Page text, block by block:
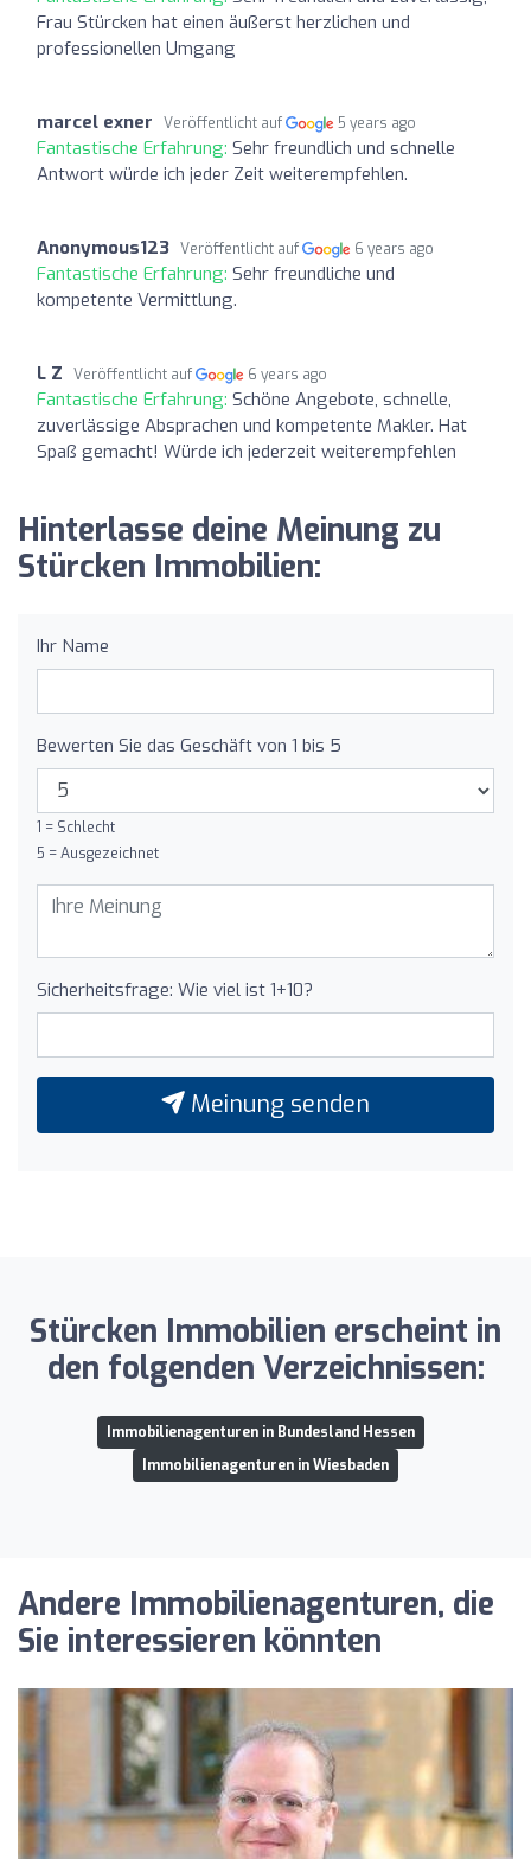
Frau Stürcken hat einen äußerst herzlichen und
professionellen Umgang
marcel exner Veröffentlicht auf 5 years ago
Fantastische Erfahrung: Sehr freundlich und schnelle
Antwort würde ich jeder Zeit weiterempfehlen.
Anonymous123 Veröffentlicht auf 6 years ago
Fantastische Erfahrung: Sehr freundliche und
kompetente Vermittlung.
L Z Veröffentlicht auf 6 years ago
Fantastische Erfahrung: Schöne Angebote, schnelle,
zuverlässige Absprachen und kompetente Makler. Hat
Spaß gemacht! Würde ich jederzeit weiterempfehlen
Hinterlasse deine Meinung zu
Stürcken Immobilien:
Ihr Name
Bewerten Sie das Geschäft von 1 bis 5
1 = Schlecht
5 = Ausgezeichnet
Sicherheitsfrage: Wie viel ist 1+10?
Meinung senden
Stürcken Immobilien erscheint in
den folgenden Verzeichnissen:
Immobilienagenturen in Bundesland Hessen
Immobilienagenturen in Wiesbaden
Andere Immobilienagenturen, die
Sie interessieren könnten